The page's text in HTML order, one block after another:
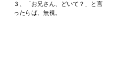
３、「お兄さん、どいて？」と言
ったらば、無視。